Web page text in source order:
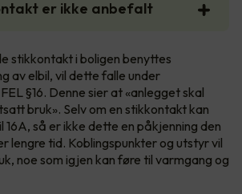
er ikke anbefalt
stikkontakt i boligen benyttes
av elbil, vil dette falle under
§16. Denne sier at «anlegget skal
bruk». Selv om en stikkontakt kan
så er ikke dette en påkjenning den
lengre tid. Koblingspunkter og utstyr vil
noe som igjen kan føre til varmgang og